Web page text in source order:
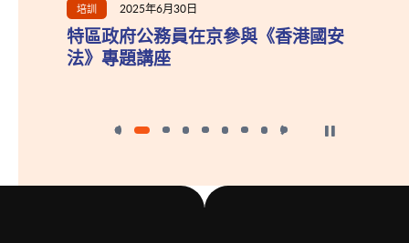
培訓 2025年6月30日
特區政府公務員在京參與《香港國安
法》專題講座
按下以暫停幻燈